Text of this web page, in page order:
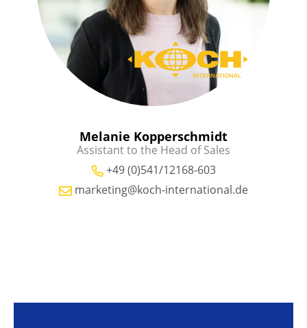
Melanie Kopperschmidt
Assistant to the Head of Sales
+49 (0)541/12168-603
marketing@koch-international.de